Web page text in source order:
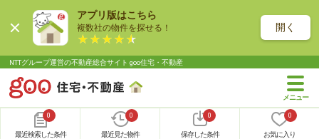
アプリ版はこちら
複数社の物件を探せる！ 開く
NTTグループ運営の不動産総合サイト goo住宅・不動産
0
最近検索した条件
0
最近見た物件
0
保存した条件
0
お気に入り